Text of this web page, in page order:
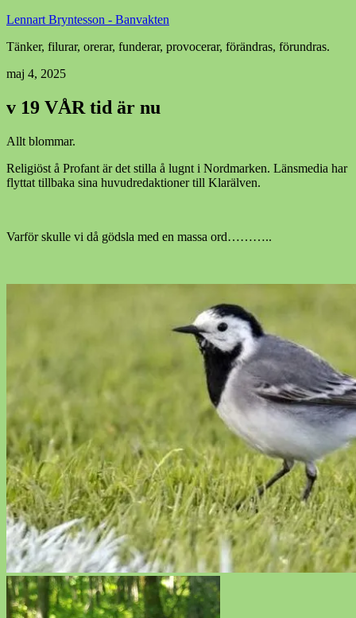
Lennart Bryntesson - Banvakten
Tänker, filurar, orerar, funderar, provocerar, förändras, förundras.
maj 4, 2025
v 19 VÅR tid är nu
Allt blommar.
Religiöst å Profant är det stilla å lugnt i Nordmarken. Länsmedia har
flyttat tillbaka sina huvudredaktioner till Klarälven.
Varför skulle vi då gödsla med en massa ord………..